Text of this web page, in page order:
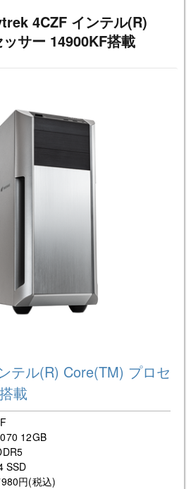
4CZF インテル(R)
サー 14900KF搭載
テル(R) Core(TM) プロセ
載
12GB
SSD
円(税込)